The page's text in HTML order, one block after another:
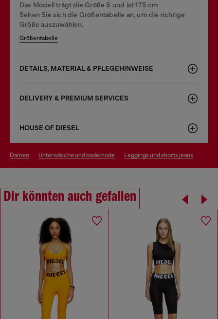
Das Modell trägt die Größe S und ist 175 cm
Sehen Sie sich die Größentabelle an, um die richtige
Größe auszuwählen.
Größentabelle
DETAILS, MATERIAL & PFLEGEHINWEISE
DELIVERY & PREMIUM SERVICES
HOUSE OF DIESEL
damen unterwäsche und bademode leggings und shorts jeans
Dir könnten auch gefallen